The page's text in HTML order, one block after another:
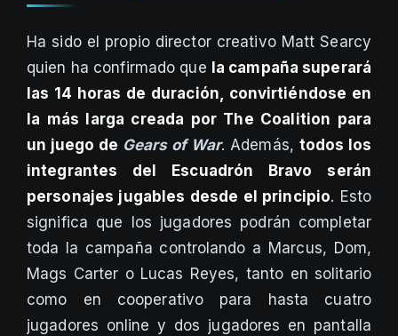
Ha sido el propio director creativo Matt Searcy
quien ha confirmado que la campaña superará
las 14 horas de duración, convirtiéndose en
la más larga creada por The Coalition para
un juego de Gears of War. Además, todos los
integrantes del Escuadrón Bravo serán
personajes jugables desde el principio. Esto
significa que los jugadores podrán completar
toda la campaña controlando a Marcus, Dom,
Mags Carter o Lucas Reyes, tanto en solitario
como en cooperativo para hasta cuatro
jugadores online y dos jugadores en pantalla